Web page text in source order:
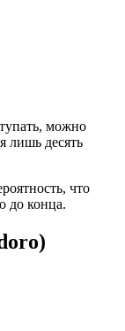
можно
лишь десять
что
до конца.